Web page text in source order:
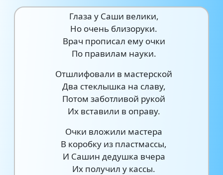
Глаза у Саши велики,
Но очень близоруки.
Врач прописал ему очки
По правилам науки.
Отшлифовали в мастерской
Два стеклышка на славу,
Потом заботливой рукой
Их вставили в оправу.
Очки вложили мастера
В коробку из пластмассы,
И Сашин дедушка вчера
Их получил у кассы.